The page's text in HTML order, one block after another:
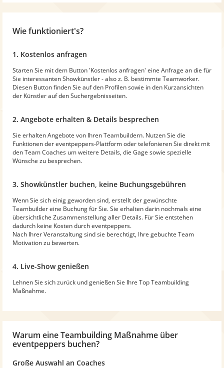
Wie funktioniert's?
1. Kostenlos anfragen
Starten Sie mit dem Button 'Kostenlos anfragen' eine Anfrage an die für
Sie interessanten Showkünstler - also z. B. bestimmte Teamworker.
Diesen Button finden Sie auf den Profilen sowie in den Kurzansichten
der Künstler auf den Suchergebnisseiten.
2. Angebote erhalten & Details besprechen
Sie erhalten Angebote von Ihren Teambuildern. Nutzen Sie die
Funktionen der eventpeppers-Plattform oder telefonieren Sie direkt mit
den Team Coaches um weitere Details, die Gage sowie spezielle
Wünsche zu besprechen.
3. Showkünstler buchen, keine Buchungsgebühren
Wenn Sie sich einig geworden sind, erstellt der gewünschte
Teambuilder eine Buchung für Sie. Sie erhalten darin nochmals eine
übersichtliche Zusammenstellung aller Details. Für Sie entstehen
dadurch keine Kosten durch eventpeppers.
Nach Ihrer Veranstaltung sind sie berechtigt, Ihre gebuchte Team
Motivation zu bewerten.
4. Live-Show genießen
Lehnen Sie sich zurück und genießen Sie Ihre Top Teambuilding
Maßnahme.
Warum eine Teambuilding Maßnahme über
eventpeppers buchen?
Große Auswahl an Coaches